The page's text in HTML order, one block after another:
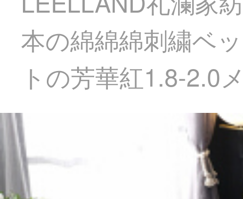
本の綿綿綿刺繍ベ
トの芳華紅1.8-2.0